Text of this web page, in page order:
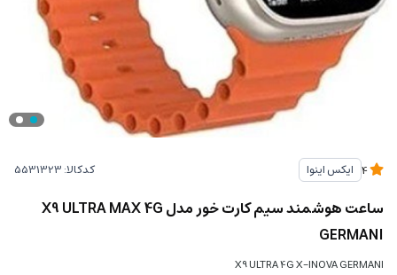
ایکس اینوا کدکالا:
ساعت هوشمند سیم کارت خور مدل X9 ULTRA MAX 4G
GERMANI
X9 ULTRA 4G X-INOVA GERMANI